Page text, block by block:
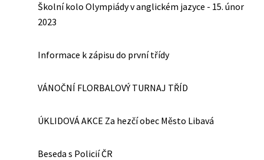
Školní kolo Olympiády v anglickém jazyce - 15. únor
2023
Informace k zápisu do první třídy
VÁNOČNÍ FLORBALOVÝ TURNAJ TŘÍD
ÚKLIDOVÁ AKCE Za hezčí obec Město Libavá
Beseda s Policií ČR